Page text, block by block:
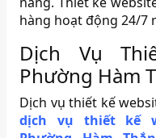
hàng hoạt động 24/7
Dịch Vụ
Phường Hàm
Dịch vụ thiết kế
dịch vụ thiết kế